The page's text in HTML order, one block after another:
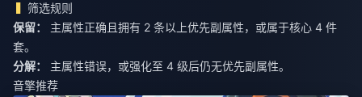
筛选规则
保留：
主属性正确且拥有 2 条以上优先副属性，或属于核心 4 件
分解：
主属性错误，或强化至 4 级后仍无优先副属性。
音擎推荐